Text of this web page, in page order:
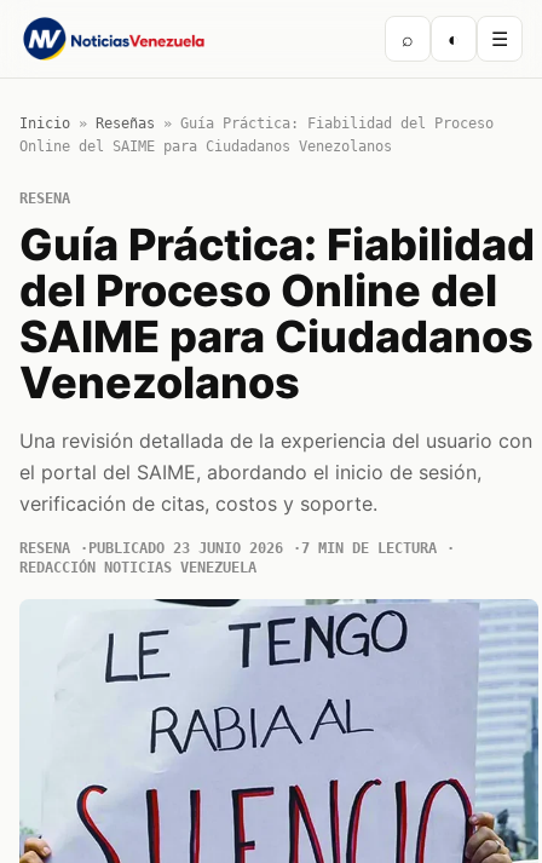
⌕ ◐ ☰
Inicio » Reseñas » Guía Práctica: Fiabilidad del Proceso
Online del SAIME para Ciudadanos Venezolanos
RESENA
Guía Práctica: Fiabilidad
del Proceso Online del
SAIME para Ciudadanos
Venezolanos
Una revisión detallada de la experiencia del usuario con
el portal del SAIME, abordando el inicio de sesión,
verificación de citas, costos y soporte.
RESENA PUBLICADO 23 JUNIO 2026
7 MIN DE LECTURA
REDACCIÓN NOTICIAS VENEZUELA